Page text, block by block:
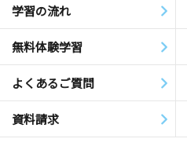
学習の流れ
無料体験学習
よくあるご質問
資料請求